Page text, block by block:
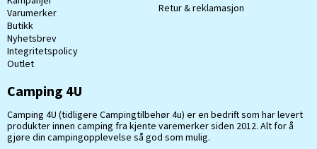
Varumerker
Butikk
Nyhetsbrev
Integritetspolicy
Outlet
Retur & reklamasjon
Camping 4U
Camping 4U (tidligere Campingtilbehør 4u) er en bedrift som har levert
produkter innen camping fra kjente varemerker siden 2012. Alt for å
gjøre din campingopplevelse så god som mulig.